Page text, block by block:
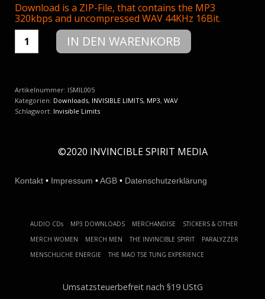
Download is a ZIP-File, that contains the MP3
320kbps and uncompressed WAV 44KHz 16Bit.
Invisible
Limits
-
Menge
IN DEN WARENKORB
Artikelnummer: ISMIL005
Kategorien: Downloads, INVISIBLE LIMITS, MP3, WAV
Schlagwort: Invisible Limits
©2020 INVINCIBLE SPIRIT MEDIA
Kontakt • Impressum •AGB • Datenschutzerklärung
AUDIO CDs MP3 DOWNLOADS MERCHANDISE
STICKERS & OTHER
MERCH WOMEN
MERCH MEN THE INVINCIBLE SPIRIT
PARALYZZER
MENSCHLICHE ENERGIE
THE MAO TSE TUNG EXPERIENCE
Umsatzsteuerbefreit nach §19 UStG